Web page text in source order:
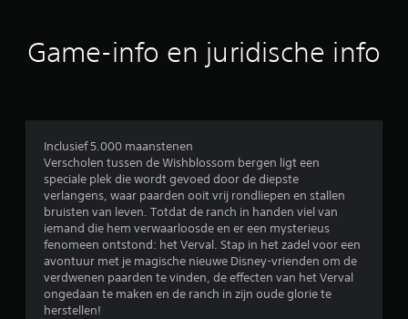
d
g
e
n
Game-info en juridische info
Inclusief 5.000 maanstenen
Verscholen tussen de Wishblossom bergen ligt een
speciale plek die wordt gevoed door de diepste
verlangens, waar paarden ooit vrij rondliepen en stallen
bruisten van leven. Totdat de ranch in handen viel van
iemand die hem verwaarloosde en er een mysterieus
fenomeen ontstond: het Verval. Stap in het zadel voor een
avontuur met je magische nieuwe Disney-vrienden om de
verdwenen paarden te vinden, de effecten van het Verval
ongedaan te maken en de ranch in zijn oude glorie te
herstellen!